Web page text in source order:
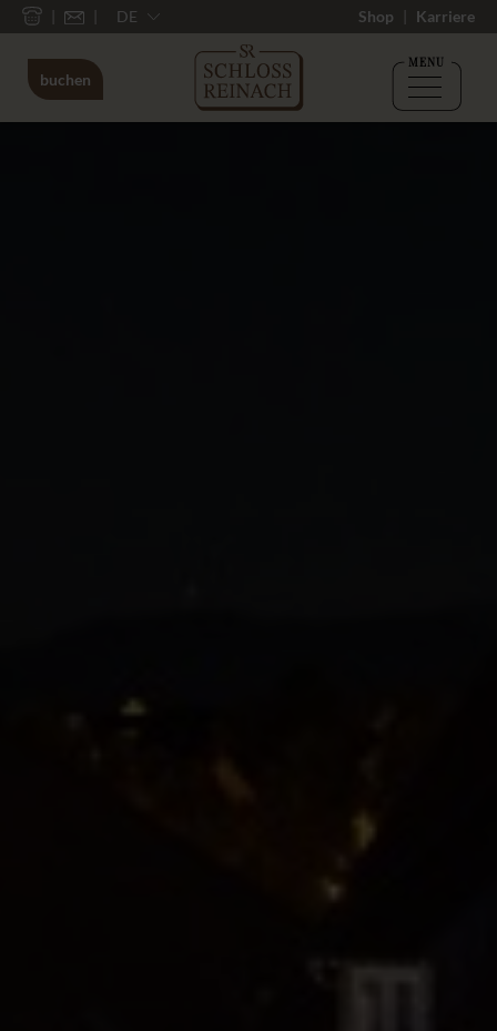
DE Shop Karriere
buchen
MENU